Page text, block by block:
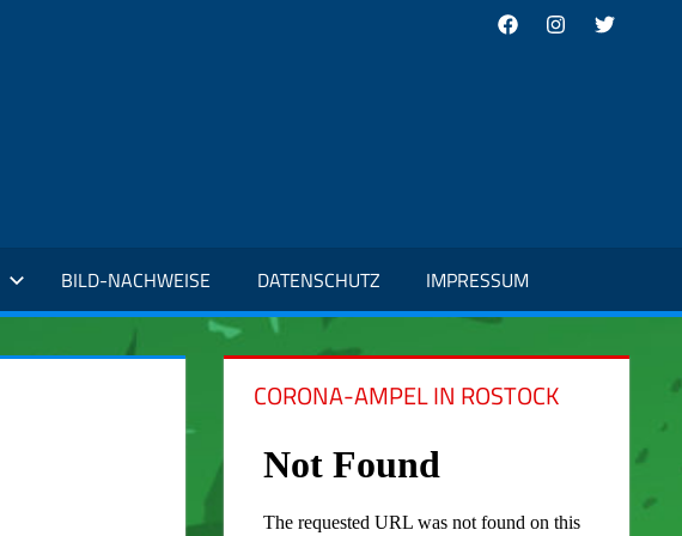
FacebookInstagram
Twitter
BILD-NACHWEISE DATENSCHUTZ IMPRESSUM
CORONA-AMPEL IN ROSTOCK